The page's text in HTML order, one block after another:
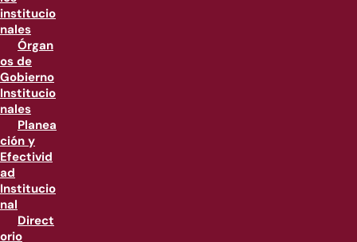
institucio
nales
Órgan
os de
Gobierno
Institucio
nales
Planea
ción y
Efectivid
ad
Institucio
nal
Direct
orio